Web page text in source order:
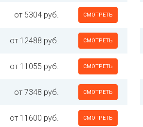
СМОТРЕТЬ
от 5304 руб.
СМОТРЕТЬ
от 12488 руб.
СМОТРЕТЬ
от 11055 руб.
СМОТРЕТЬ
от 7348 руб.
СМОТРЕТЬ
от 11600 руб.